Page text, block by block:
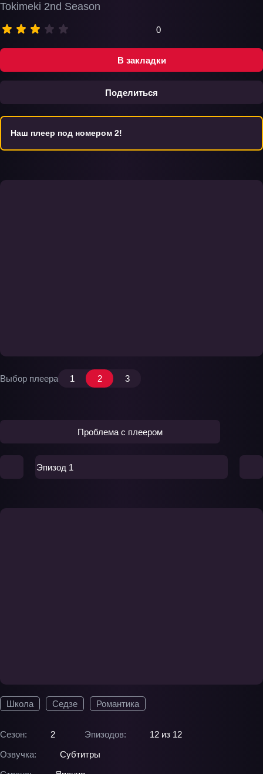
В закладки
Поделиться
Tokimeki 2nd Season
0
Школа Седзе Романтика
Сезон: 2 Эпизодов:
12 из 12
Озвучка:
Субтитры
Наш плеер под номером 2!
Выбор плеера 1 2 3
Проблема с плеером
Эпизод 1